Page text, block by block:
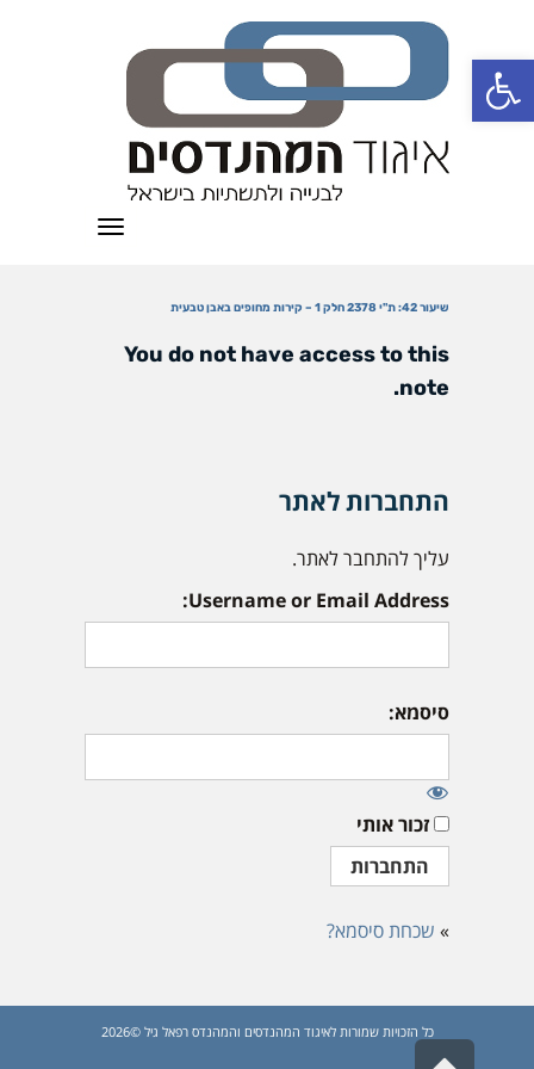
פתח סרגל נגישות
תפריט
שיעור 42: ת"י 2378 חלק 1 – קירות מחופים באבן טבעית
You do not have access to this
note.
התחברות לאתר
עליך להתחבר לאתר.
Username or Email Address:
סיסמא:
זכור אותי
» שכחת סיסמא?
כל הזכויות שמורות לאיגוד המהנדסים והמהנדס רפאל גיל ©2026